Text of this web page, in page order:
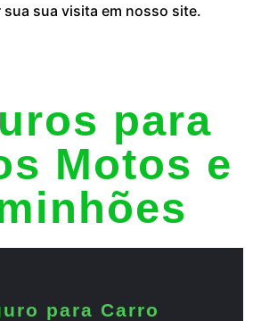
sua visita em nosso site.
para
Motos e
para Carro